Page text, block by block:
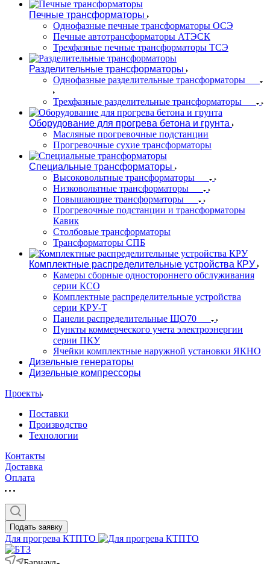
Печные трансформаторы
Однофазные печные трансформаторы ОСЭ
Печные автотрансформаторы АТЭСК
Трехфазные печные трансформаторы ТСЭ
Разделительные трансформаторы
Однофазные разделительные трансформаторы
Трехфазные разделительные трансформаторы
Оборудование для прогрева бетона и грунта
Масляные прогревочные подстанции
Прогревочные сухие трансформаторы
Специальные трансформаторы
Высоковольтные трансформаторы
Низковольтные трансформаторы
Повышающие трансформаторы
Прогревочные подстанции и трансформаторы
Кавик
Столбовые трансформаторы
Трансформаторы СПБ
Комплектные распределительные устройства КРУ
Камеры сборные одностороннего обслуживания
серии КСО
Комплектные распределительные устройства
серии КРУ-Т
Панели распределительные ЩО70
Пункты коммерческого учета электроэнергии
серии ПКУ
Ячейки комплектные наружной установки ЯКНО
Дизельные генераторы
Дизельные компрессоры
Проекты
Поставки
Производство
Технологии
Контакты
Доставка
Оплата
Подать заявку
Для прогрева КТПТО